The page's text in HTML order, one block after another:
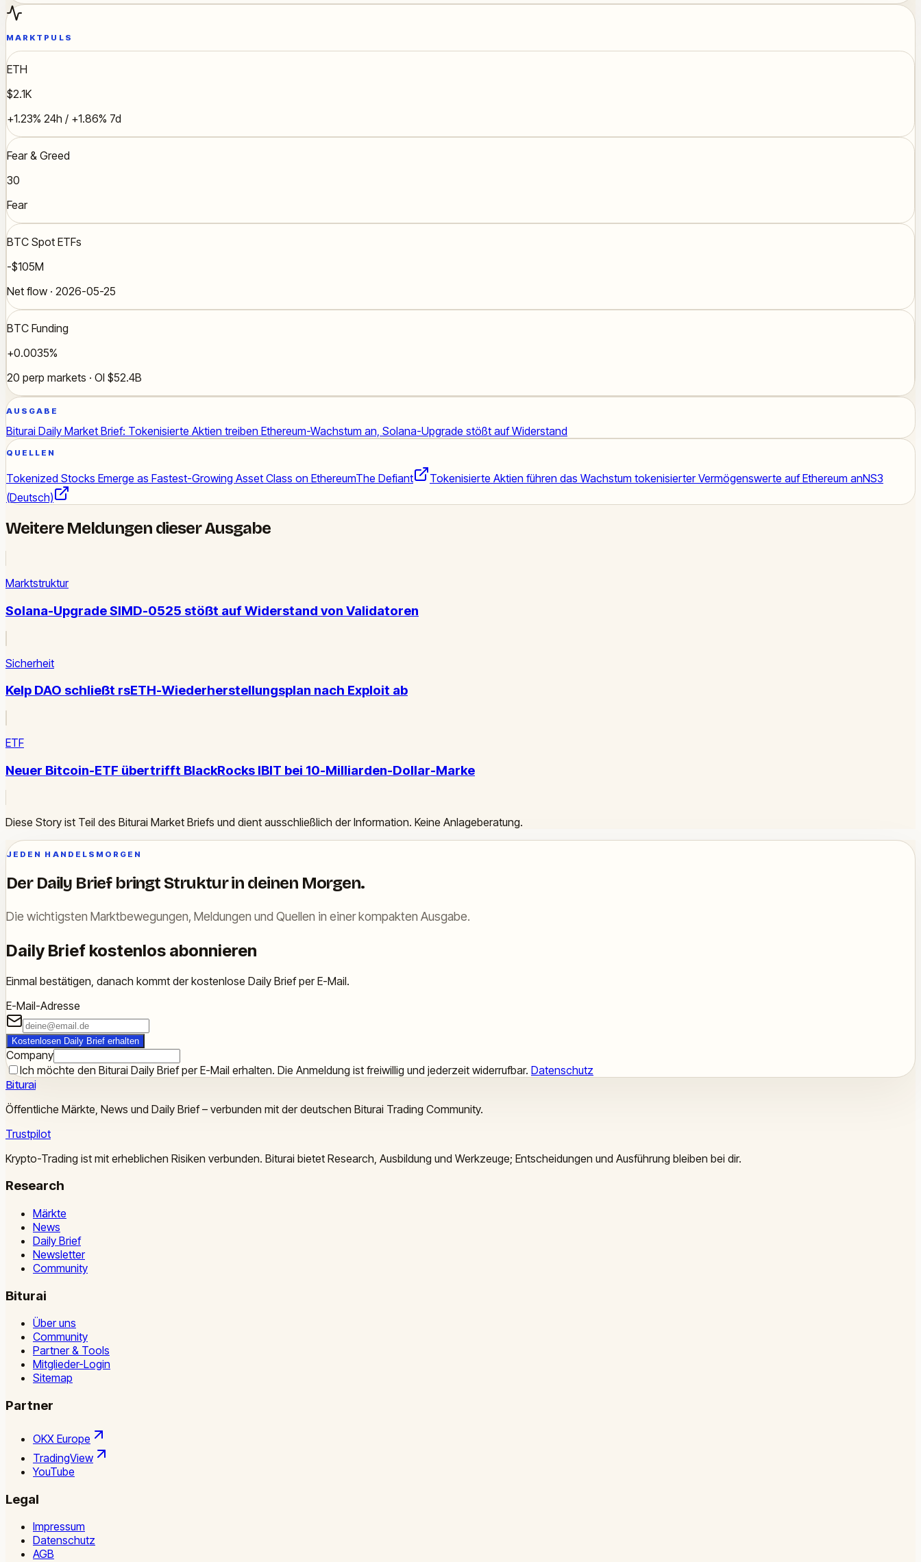
MARKTPULS
ETH
$2.1K
+1.23% 24h / +1.86% 7d
Fear & Greed
30
Fear
BTC Spot ETFs
-$105M
Net flow · 2026-05-25
BTC Funding
+0.0035%
20 perp markets · OI $52.4B
AUSGABE
Biturai Daily Market Brief: Tokenisierte Aktien treiben Ethereum-Wachstum an, Solana-Upgrade stößt auf Widerstand
QUELLEN
Tokenized Stocks Emerge as Fastest-Growing Asset Class on EthereumThe Defiant Tokenisierte Aktien führen das Wachstum tokenisierter Vermögenswerte auf Ethereum anNS3
(Deutsch)
Weitere Meldungen dieser Ausgabe
Marktstruktur
Solana-Upgrade SIMD-0525 stößt auf Widerstand von Validatoren
Sicherheit
Kelp DAO schließt rsETH-Wiederherstellungsplan nach Exploit ab
ETF
Neuer Bitcoin-ETF übertrifft BlackRocks IBIT bei 10-Milliarden-Dollar-Marke
Diese Story ist Teil des Biturai Market Briefs und dient ausschließlich der Information. Keine Anlageberatung.
JEDEN HANDELSMORGEN
Der Daily Brief bringt Struktur in deinen Morgen.
Die wichtigsten Marktbewegungen, Meldungen und Quellen in einer kompakten Ausgabe.
Daily Brief kostenlos abonnieren
Einmal bestätigen, danach kommt der kostenlose Daily Brief per E-Mail.
E-Mail-Adresse
Kostenlosen Daily Brief erhalten
Company
Ich möchte den Biturai Daily Brief per E-Mail erhalten. Die Anmeldung ist freiwillig und jederzeit widerrufbar. Datenschutz
Biturai
Öffentliche Märkte, News und Daily Brief – verbunden mit der deutschen Biturai Trading Community.
Trustpilot
Krypto-Trading ist mit erheblichen Risiken verbunden. Biturai bietet Research, Ausbildung und Werkzeuge; Entscheidungen und Ausführung bleiben bei dir.
Research
Märkte
News
Daily Brief
Newsletter
Community
Biturai
Über uns
Community
Partner & Tools
Mitglieder-Login
Sitemap
Partner
OKX Europe
TradingView
YouTube
Legal
Impressum
Datenschutz
AGB